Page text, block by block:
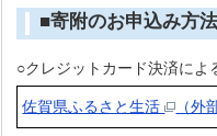
■寄附のお申込み方
○クレジットカード決済によ
佐賀県ふるさと生活 （外